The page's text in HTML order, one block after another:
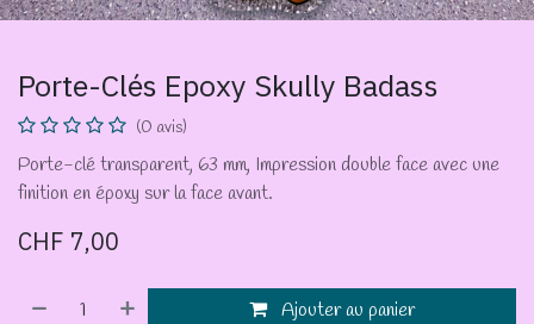
Porte-Clés Epoxy Skully Badass
(0 avis)
Porte-clé transparent, 63 mm, Impression double face avec une
finition en époxy sur la face avant.
CHF 7,00
Ajouter au panier